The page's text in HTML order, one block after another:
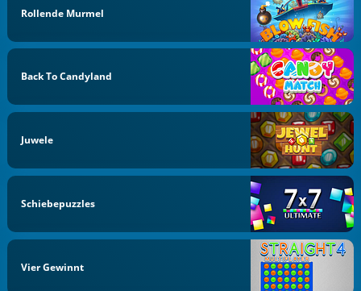
Rollende Murmel
Back To Candyland
Juwele
Schiebepuzzles
Vier Gewinnt